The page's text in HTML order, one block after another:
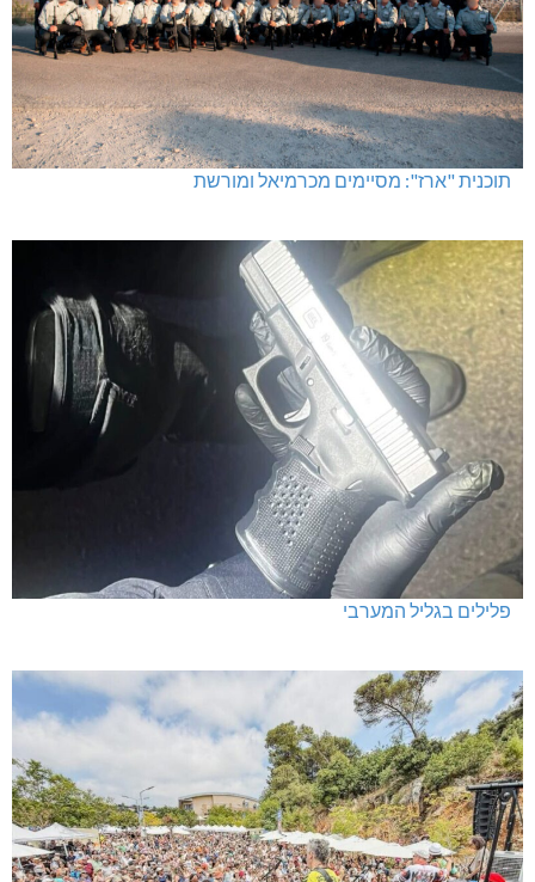
תוכנית "ארז": מסיימים מכרמיאל ומורשת
פלילים בגליל המערבי